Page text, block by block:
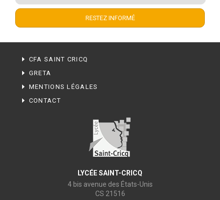
CFA SAINT CRICQ
GRETA
MENTIONS LÉGALES
CONTACT
LYCÉE SAINT-CRICQ
4 bis avenue des États-Unis
CS 21516